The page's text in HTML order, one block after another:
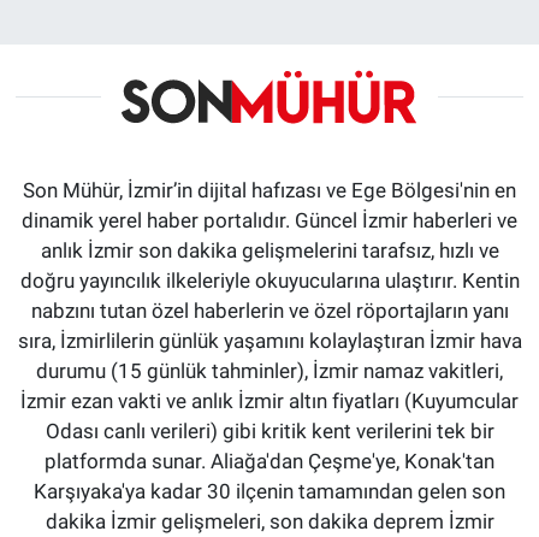
Son Mühür, İzmir’in dijital hafızası ve Ege Bölgesi'nin en
dinamik yerel haber portalıdır. Güncel İzmir haberleri ve
anlık İzmir son dakika gelişmelerini tarafsız, hızlı ve
doğru yayıncılık ilkeleriyle okuyucularına ulaştırır. Kentin
nabzını tutan özel haberlerin ve özel röportajların yanı
sıra, İzmirlilerin günlük yaşamını kolaylaştıran İzmir hava
durumu (15 günlük tahminler), İzmir namaz vakitleri,
İzmir ezan vakti ve anlık İzmir altın fiyatları (Kuyumcular
Odası canlı verileri) gibi kritik kent verilerini tek bir
platformda sunar. Aliağa'dan Çeşme'ye, Konak'tan
Karşıyaka'ya kadar 30 ilçenin tamamından gelen son
dakika İzmir gelişmeleri, son dakika deprem İzmir